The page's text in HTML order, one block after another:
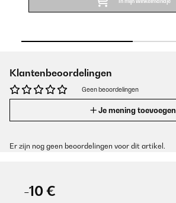
Klantenbeoordelingen
Geen beoordelingen
Je mening toevoegen
Er zijn nog geen beoordelingen voor dit artikel.
-10 €